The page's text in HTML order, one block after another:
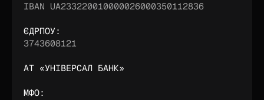
IBAN UA233220010000026000350112836
ЄДРПОУ:
3743608121
АТ «УНІВЕРСАЛ БАНК»
МФО: